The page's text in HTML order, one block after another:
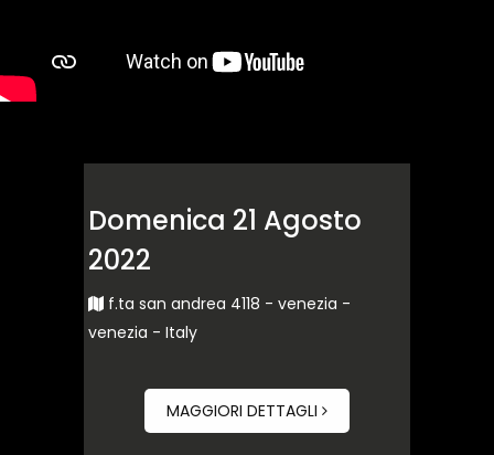
Domenica 21 Agosto
2022
f.ta san andrea 4118 - venezia -
venezia - Italy
MAGGIORI DETTAGLI